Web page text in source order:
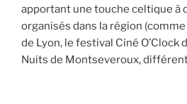
apportant une touche celtique à
organisés dans la région
de Lyon, le festival Ciné O’Clock
Nuits de Montseveroux,